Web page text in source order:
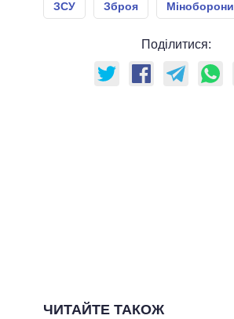
ЗСУ Зброя Міноборони
Поділитися:
ЧИТАЙТЕ ТАКОЖ